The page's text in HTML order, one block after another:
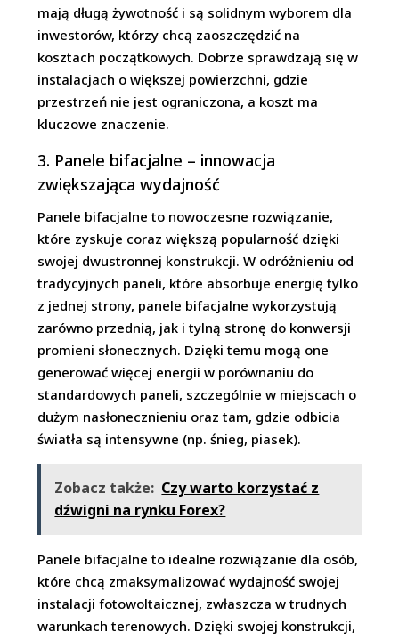
mają długą żywotność i są solidnym wyborem dla
inwestorów, którzy chcą zaoszczędzić na
kosztach początkowych. Dobrze sprawdzają się w
instalacjach o większej powierzchni, gdzie
przestrzeń nie jest ograniczona, a koszt ma
kluczowe znaczenie.
3. Panele bifacjalne – innowacja
zwiększająca wydajność
Panele bifacjalne to nowoczesne rozwiązanie,
które zyskuje coraz większą popularność dzięki
swojej dwustronnej konstrukcji. W odróżnieniu od
tradycyjnych paneli, które absorbuje energię tylko
z jednej strony, panele bifacjalne wykorzystują
zarówno przednią, jak i tylną stronę do konwersji
promieni słonecznych. Dzięki temu mogą one
generować więcej energii w porównaniu do
standardowych paneli, szczególnie w miejscach o
dużym nasłonecznieniu oraz tam, gdzie odbicia
światła są intensywne (np. śnieg, piasek).
Zobacz także: Czy warto korzystać z
dźwigni na rynku Forex?
Panele bifacjalne to idealne rozwiązanie dla osób,
które chcą zmaksymalizować wydajność swojej
instalacji fotowoltaicznej, zwłaszcza w trudnych
warunkach terenowych. Dzięki swojej konstrukcji,